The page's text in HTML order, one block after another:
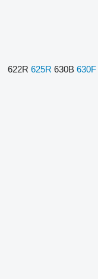
622R 625R 630B 630F